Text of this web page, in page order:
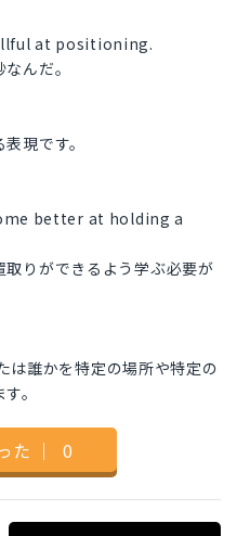
at positioning.
んだ。
現です。
better at holding a
りができるよう学ぶ必要が
誰かを特定の場所や特定の
。
た ｜ 0